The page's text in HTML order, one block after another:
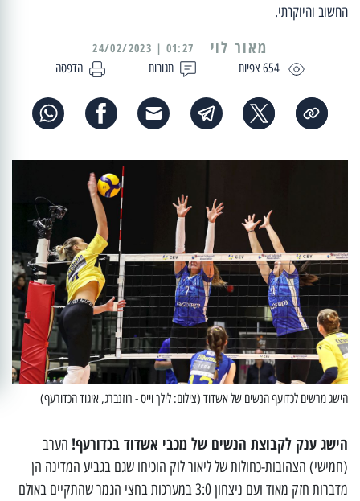
החשוב והיוקרתי.
654 צפיות תגובות הדפסה
מאור לוי 01:27 | 24/02/2023
הישג מרשים לכדועף הנשים של אשדוד (צילום: לילך וייס - רוזנברג, איגוד הכדורעף)
הישג ענק לקבוצת הנשים של מכבי אשדוד בכדורעף! הערב
(חמישי) הצהובות-כחולות של ליאור לוק הוכיחו שגם בגביע המדינה הן
מדברות חזק מאוד ועם ניצחון 3:0 במערכות בחצי הגמר שהתקיים באולם